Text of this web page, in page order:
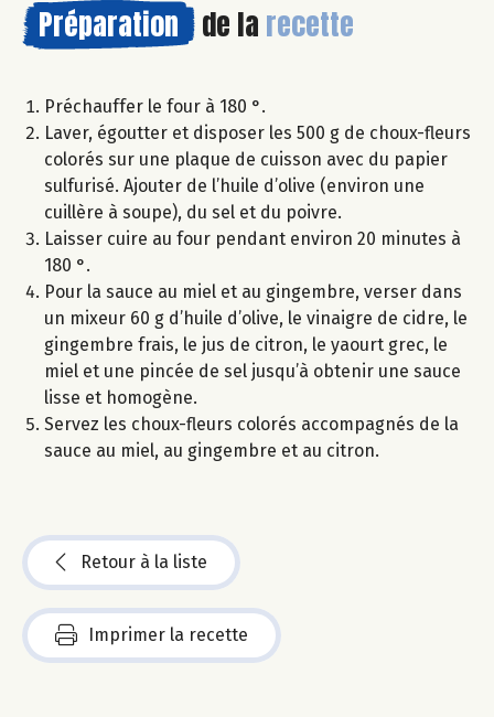
Préparation de la recette
Préchauffer le four à 180 °.
Laver, égoutter et disposer les 500 g de choux-fleurs
colorés sur une plaque de cuisson avec du papier
sulfurisé. Ajouter de l’huile d’olive (environ une
cuillère à soupe), du sel et du poivre.
Laisser cuire au four pendant environ 20 minutes à
180 °.
Pour la sauce au miel et au gingembre, verser dans
un mixeur 60 g d’huile d’olive, le vinaigre de cidre, le
gingembre frais, le jus de citron, le yaourt grec, le
miel et une pincée de sel jusqu’à obtenir une sauce
lisse et homogène.
Servez les choux-fleurs colorés accompagnés de la
sauce au miel, au gingembre et au citron.
Retour à la liste
Imprimer la recette